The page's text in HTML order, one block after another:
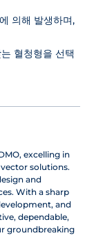
의해 발생하며,
혈청형을 선택
excelling in
solutions.
and
With a sharp
and
dependable,
groundbreaking